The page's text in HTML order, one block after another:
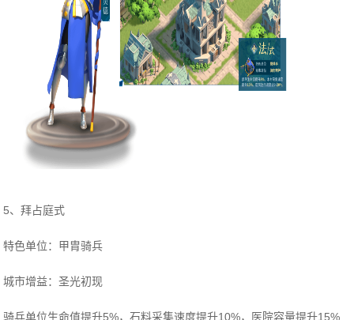
5、拜占庭式
特色单位：甲胄骑兵
城市增益：圣光初现
骑兵单位生命值提升5%，石料采集速度提升10%，医院容量提升15%